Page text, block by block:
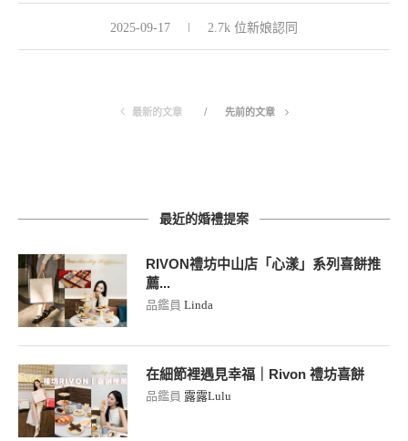
2025-09-17 2.7k 位新娘認同
最新的文章 先前的文章
最近的婚禮提案
RIVON禮坊中山店「心漾」系列喜餅推
薦...
品鑑員 Linda
在細節裡遇見幸福｜Rivon 禮坊喜餅
品鑑員 露露Lulu